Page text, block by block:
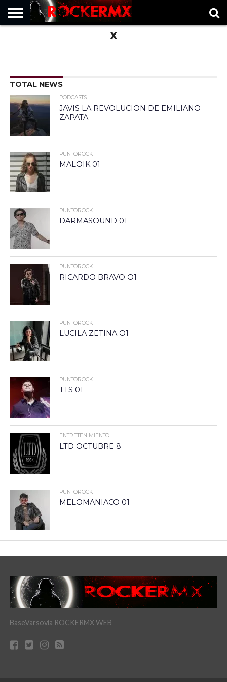
X
TOTAL NEWS
PODCASTS
JAVIS LA REVOLUCION DE EMILIANO
ZAPATA
PUNTOROCK
MALOIK 01
PUNTOROCK
DARMASOUND 01
PUNTOROCK
RICARDO BRAVO O1
PUNTOROCK
LUCILA ZETINA O1
PUNTOROCK
TTS 01
ENTRETENIMIENTO
LTD OCTUBRE 8
PUNTOROCK
MELOMANIACO 01
BaseVarsovia ROCKERMX WEB